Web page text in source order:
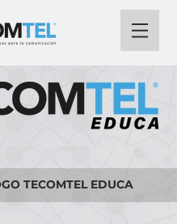
TECOMTEL EDUCA